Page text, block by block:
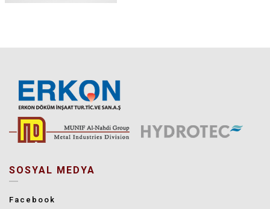
SOSYAL MEDYA
Facebook